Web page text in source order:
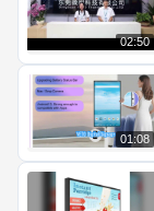
02:50
01:08